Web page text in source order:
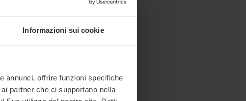
Informazioni sui cookie
annunci, offrire funzioni specifiche
partner che ci supportano nella